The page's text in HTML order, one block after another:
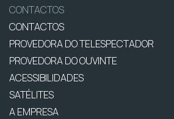
CONTACTOS
CONTACTOS
PROVEDORA DO TELESPECTADOR
PROVEDORA DO OUVINTE
ACESSIBILIDADES
SATÉLITES
A EMPRESA